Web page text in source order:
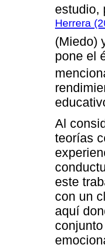
estudio,
Herrera
(Miedo)
pone el
Al
teorías
este
con un
aquí